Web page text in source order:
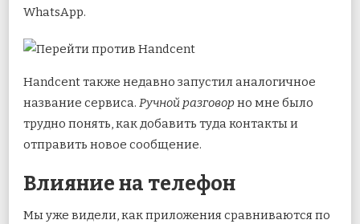
WhatsApp.
Handcent также недавно запустил аналогичное
название сервиса. Ручной разговорно мне было
трудно понять, как добавить туда контакты и
отправить новое сообщение.
Влияние на телефон
Мы уже видели, как приложения сравниваются по